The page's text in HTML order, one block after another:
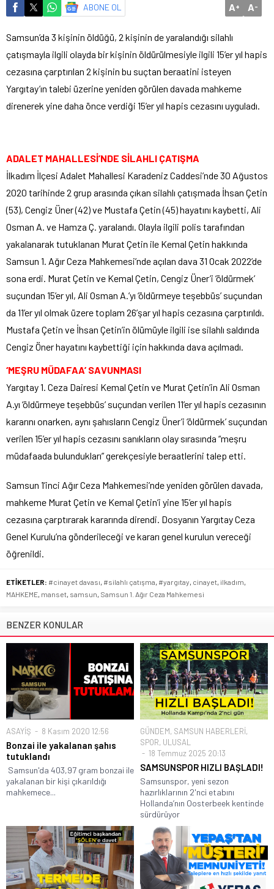
ABONE OL A+ A-
Samsun’da 3 kişinin öldüğü, 2 kişinin de yaralandığı silahlı
çatışmayla ilgili olayda bir kişinin öldürülmesiyle ilgili 15’er yıl hapis
cezasına çarptırılan 2 kişinin bu suçtan beraatini isteyen
Yargıtay’ın talebi üzerine yeniden görülen davada mahkeme
direnerek yine daha önce verdiği 15’er yıl hapis cezasını uyguladı.
ADALET MAHALLESİ’NDE SİLAHLI ÇATIŞMA
İlkadım İlçesi Adalet Mahallesi Karadeniz Caddesi’nde 30 Ağustos
2020 tarihinde 2 grup arasında çıkan silahlı çatışmada İhsan Çetin
(53), Cengiz Üner (42) ve Mustafa Çetin (45) hayatını kaybetti, Ali
Osman A. ve Hamza Ç. yaralandı. Olayla ilgili polis tarafından
yakalanarak tutuklanan Murat Çetin ile Kemal Çetin hakkında
Samsun 1. Ağır Ceza Mahkemesi’nde açılan dava 31 Ocak 2022’de
sona erdi. Murat Çetin ve Kemal Çetin, Cengiz Üner’i ‘öldürmek’
suçundan 15’er yıl, Ali Osman A.’yı ‘öldürmeye teşebbüs’ suçundan
da 11’er yıl olmak üzere toplam 26’şar yıl hapis cezasına çarptırıldı.
Mustafa Çetin ve İhsan Çetin’in ölümüyle ilgili ise silahlı saldırıda
Cengiz Öner hayatını kaybettiği için hakkında dava açılmadı.
‘MEŞRU MÜDAFAA’ SAVUNMASI
Yargıtay 1. Ceza Dairesi Kemal Çetin ve Murat Çetin’in Ali Osman
A.yı ‘öldürmeye teşebbüs’ suçundan verilen 11’er yıl hapis cezasının
kararını onarken, aynı şahısların Cengiz Üner’i ‘öldürmek’ suçundan
verilen 15’er yıl hapis cezasını sanıkların olay sırasında “meşru
müdafaada bulundukları” gerekçesiyle beraatlerini talep etti.
Samsun 1’inci Ağır Ceza Mahkemesi’nde yeniden görülen davada,
mahkeme Murat Çetin ve Kemal Çetin’i yine 15’er yıl hapis
cezasına çarptırarak kararında direndi. Dosyanın Yargıtay Ceza
Genel Kurulu’na gönderileceği ve kararı genel kurulun vereceği
öğrenildi.
ETİKETLER: #cinayet davası #silahlı çatışma #yargıtay cinayet ilkadım
MAHKEME manset samsun Samsun 1. Ağır Ceza Mahkemesi
BENZER KONULAR
ASAYİŞ 8 Kasım 2020 12:56
Bonzai ile yakalanan şahıs
tutuklandı
Samsun'da 403,97 gram bonzai ile
yakalanan bir kişi çıkarıldığı
mahkemece...
GÜNDEM, SAMSUN HABERLERİ,
SPOR, ULUSAL
18 Temmuz 2025 20:13
SAMSUNSPOR HIZLI BAŞLADI!
Samsunspor, yeni sezon
hazırlıklarının 2'nci etabını
Hollanda’nın Oosterbeek kentinde
sürdürüyor